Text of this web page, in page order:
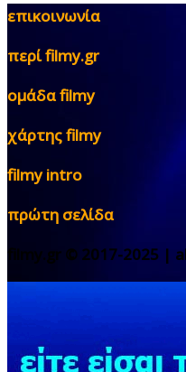
επικοινωνία
περί filmy.gr
ομάδα filmy
χάρτης filmy
filmy intro
πρώτη σελίδα
filmy.gr © 2017-2025 |